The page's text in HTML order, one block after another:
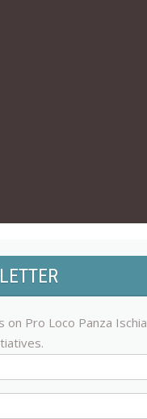
on Pro Loco Panza Ischia